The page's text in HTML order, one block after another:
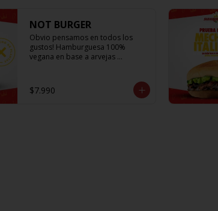
NOT BURGER
Obvio pensamos en todos los
gustos! Hamburguesa 100%
vegana en base a arvejas
sabrosos, cebolla morada que le
da el toque crujiente y Not Mayo
$7.990